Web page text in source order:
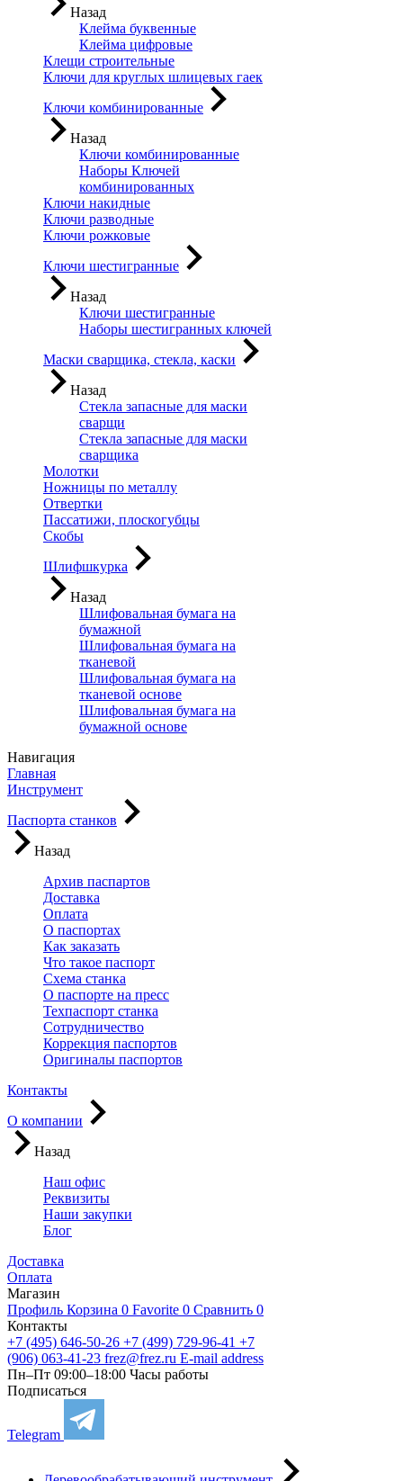
Назад
Клейма буквенные
Клейма цифровые
Клещи строительные
Ключи для круглых шлицевых гаек
Ключи комбинированные
Назад
Ключи комбинированные
Наборы Ключей
комбинированных
Ключи накидные
Ключи разводные
Ключи рожковые
Ключи шестигранные
Назад
Ключи шестигранные
Наборы шестигранных ключей
Маски сварщика, стекла, каски
Назад
Стекла запасные для маски
сварщи
Стекла запасные для маски
сварщика
Молотки
Ножницы по металлу
Отвертки
Пассатижи, плоскогубцы
Скобы
Шлифшкурка
Назад
Шлифовальная бумага на
бумажной
Шлифовальная бумага на
тканевой
Шлифовальная бумага на
тканевой основе
Шлифовальная бумага на
бумажной основе
Навигация
Главная
Инструмент
Паспорта станков
Назад
Архив паспартов
Доставка
Оплата
О паспортах
Как заказать
Что такое паспорт
Схема станка
О паспорте на пресс
Техпаспорт станка
Сотрудничество
Коррекция паспортов
Оригиналы паспортов
Контакты
О компании
Назад
Наш офис
Реквизиты
Наши закупки
Блог
Доставка
Оплата
Магазин
Профиль Корзина 0 Favorite 0 Сравнить 0
Контакты
+7 (495) 646-50-26 +7 (499) 729-96-41 +7
(906) 063-41-23 frez@frez.ru E-mail address
Пн–Пт 09:00–18:00 Часы работы
Подписаться
Telegram